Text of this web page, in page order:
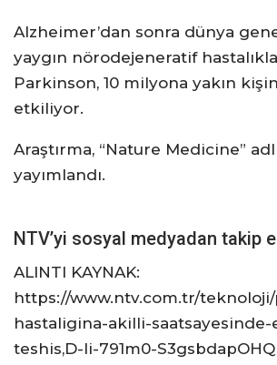
Alzheimer’dan sonra dünya
yaygın nörodejeneratif
Parkinson, 10 milyona yakın
etkiliyor.
Araştırma, “Nature Medicine”
yayımlandı.
NTV’yi sosyal medyadan takip
ALINTI KAYNAK:
https://www.ntv.com.tr/
hastaligina-akilli-
teshis,D-li-791m0-S3gsbdapOHQ